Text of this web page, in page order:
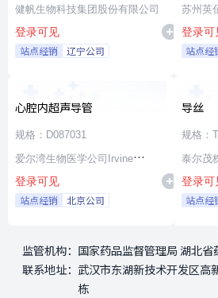
健帆生物科技集团股份有限公司
登录可见
站点经销 辽宁公司
苏州英
登录可
站点经
心腔内超声导管
规格：D087031
爱尔湾生物医学公司Irvine
Biomedical,Inc. a St. Jude
Medical Company
登录可见
站点经销 北京公司
导丝
规格：
泰尔茂
登录可
站点经
监管机构： 国家药品监督管理局 湖北省
联系地址： 武汉市东湖新技术开发区高
栋